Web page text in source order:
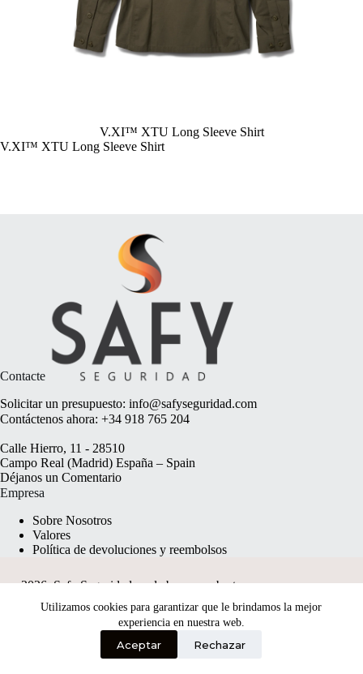
Utilizamos cookies para garantizar que le brindamos la mejor
experiencia en nuestra web.
Aceptar Rechazar
V.XI™ XTU Long Sleeve Shirt
V.XI™ XTU Long Sleeve Shirt
Contacte
Solicitar un presupuesto: info@safyseguridad.com
Contáctenos ahora: +34 918 765 204
Calle Hierro, 11 - 28510
Campo Real (Madrid) España – Spain
Déjanos un Comentario
Empresa
Sobre Nosotros
Valores
Política de devoluciones y reembolsos
2026, Safy Seguridad made byanyweb.pt